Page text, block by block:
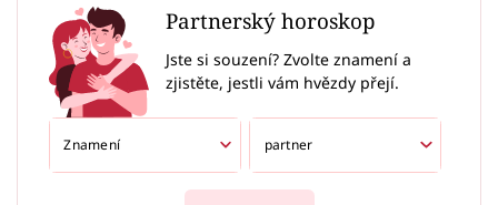
Partnerský horoskop
Jste si souzení? Zvolte znamení a
zjistěte, jestli vám hvězdy přejí.